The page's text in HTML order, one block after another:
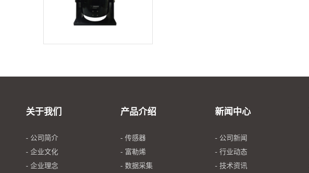
关于我们
- 公司简介
- 企业文化
- 企业理念
产品介绍
- 传感器
- 富勒烯
- 数据采集
新闻中心
- 公司新闻
- 行业动态
- 技术资讯